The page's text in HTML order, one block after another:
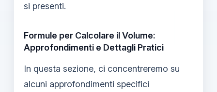
si presenti.
Formule per Calcolare il Volume:
Approfondimenti e Dettagli Pratici
In questa sezione, ci concentreremo su
alcuni approfondimenti specifici